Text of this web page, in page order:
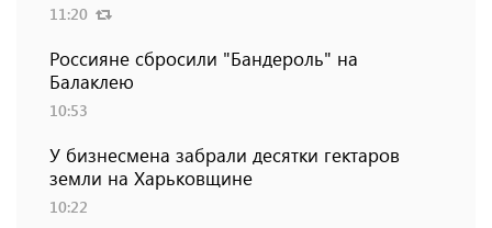
11:20
Россияне сбросили "Бандероль" на
Балаклею
10:53
У бизнесмена забрали десятки гектаров
земли на Харьковщине
10:22